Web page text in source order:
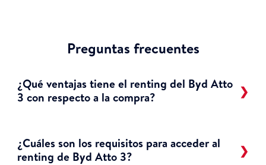
Preguntas frecuentes
¿Qué ventajas tiene el renting del Byd Atto
3 con respecto a la compra?
¿Cuáles son los requisitos para acceder al
renting de Byd Atto 3?